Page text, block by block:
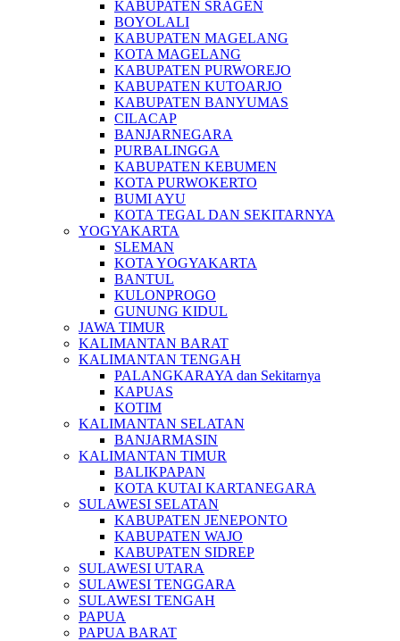
KABUPATEN SRAGEN
BOYOLALI
KABUPATEN MAGELANG
KOTA MAGELANG
KABUPATEN PURWOREJO
KABUPATEN KUTOARJO
KABUPATEN BANYUMAS
CILACAP
BANJARNEGARA
PURBALINGGA
KABUPATEN KEBUMEN
KOTA PURWOKERTO
BUMI AYU
KOTA TEGAL DAN SEKITARNYA
YOGYAKARTA
SLEMAN
KOTA YOGYAKARTA
BANTUL
KULONPROGO
GUNUNG KIDUL
JAWA TIMUR
KALIMANTAN BARAT
KALIMANTAN TENGAH
PALANGKARAYA dan Sekitarnya
KAPUAS
KOTIM
KALIMANTAN SELATAN
BANJARMASIN
KALIMANTAN TIMUR
BALIKPAPAN
KOTA KUTAI KARTANEGARA
SULAWESI SELATAN
KABUPATEN JENEPONTO
KABUPATEN WAJO
KABUPATEN SIDREP
SULAWESI UTARA
SULAWESI TENGGARA
SULAWESI TENGAH
PAPUA
PAPUA BARAT